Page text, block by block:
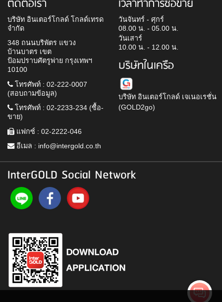
ติดต่อเรา
บริษัท อินเตอร์โกลด์ โกลด์เทรด
จำกัด
348 ถนนบริพัตร แขวง
บ้านบาตร เขต
ป้อมปราบศัตรูพ่าย กรุงเทพฯ
10100
โทรศัพท์ : 02-222-0007
(สอบถามข้อมูล)
โทรศัพท์ : 02-2233-234 (ซื้อ-
ขาย)
แฟกซ์ : 02-2222-046
อีเมล : info@intergold.co.th
เวลาทำการซื้อขาย
วันจันทร์ - ศุกร์
08.00 น. - 05.00 น.
วันเสาร์
10.00 น. - 12.00 น.
บริษัทในเครือ
บริษัท อินเตอร์โกลด์ เจเนอเรชั่น
(GOLD2go)
InterGOLD Social Network